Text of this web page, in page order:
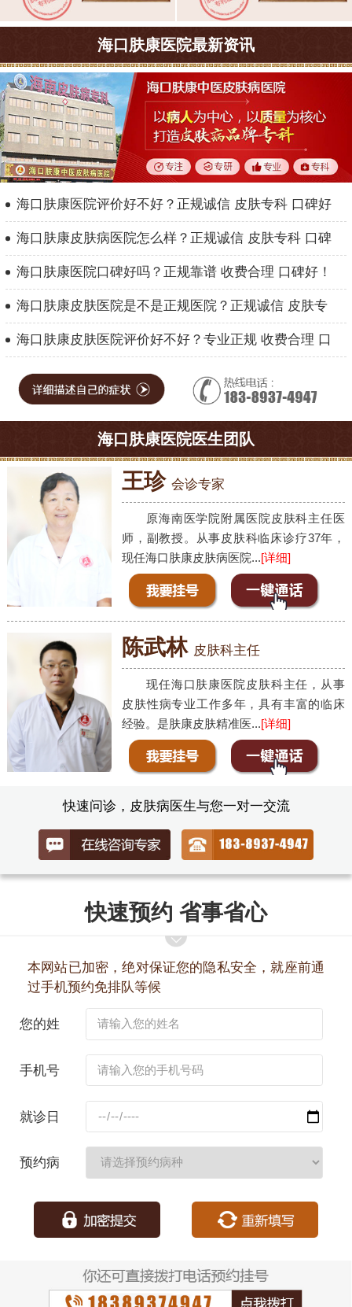
海口肤康医院最新资讯
海口肤康医院评价好不好？正规诚信 皮肤专科 口碑好
海口肤康皮肤病医院怎么样？正规诚信 皮肤专科 口碑
海口肤康医院口碑好吗？正规靠谱 收费合理 口碑好！
海口肤康皮肤医院是不是正规医院？正规诚信 皮肤专
海口肤康皮肤医院评价好不好？专业正规 收费合理 口
海口肤康医院医生团队
王珍 会诊专家
原海南医学院附属医院皮肤科主任医
师，副教授。从事皮肤科临床诊疗37年，
现任海口肤康皮肤病医院...[详细]
陈武林 皮肤科主任
现任海口肤康医院皮肤科主任，从事
皮肤性病专业工作多年，具有丰富的临床
经验。是肤康皮肤精准医...[详细]
快速问诊，皮肤病医生与您一对一交流
快速预约 省事省心
本网站已加密，绝对保证您的隐私安全，就座前通
过手机预约免排队等候
您的姓
手机号
就诊日
预约病